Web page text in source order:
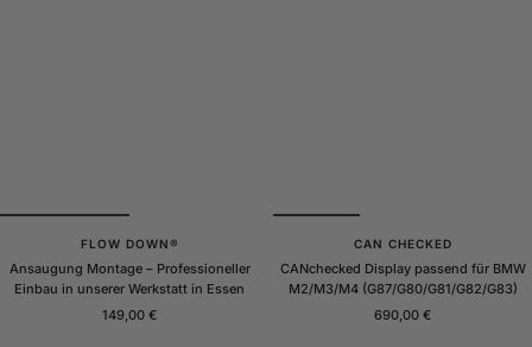
FLOW DOWN®
Ansaugung Montage – Professioneller
Einbau in unserer Werkstatt in Essen
Angebotspreis
149,00 €
CAN CHECKED
CANchecked Display passend für BMW
M2/M3/M4 (G87/G80/G81/G82/G83)
Angebotspreis
690,00 €